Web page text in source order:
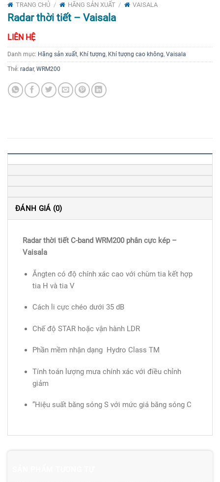
TRANG CHỦ / HÃNG SẢN XUẤT / VAISALA
Radar thời tiết – Vaisala
LIÊN HỆ
Danh mục: Hãng sản xuất, Khí tượng, Khí tượng cao không, Vaisala
Thẻ: radar, WRM200
ĐÁNH GIÁ (0)
Radar thời tiết C-band WRM200 phân cực kép –
Vaisala
Ăngten có độ chính xác cao với chùm tia kết hợp
tia H và tia V
Cách li cực chéo dưới 35 dB
Chế độ STAR hoặc vận hành LDR
Phần mềm nhận dạng Hydro Class TM
Tính toán lượng mưa chính xác với điều chỉnh
giảm
“Hiệu suất băng sóng S với mức giá băng sóng C